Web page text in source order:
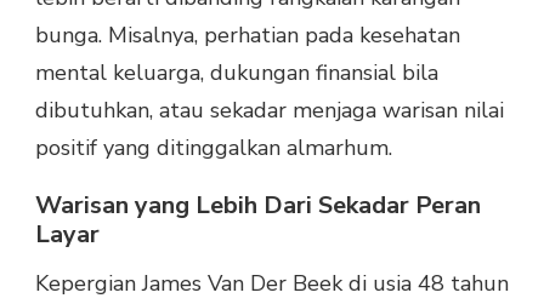
bunga. Misalnya, perhatian pada kesehatan
mental keluarga, dukungan finansial bila
dibutuhkan, atau sekadar menjaga warisan nilai
positif yang ditinggalkan almarhum.
Warisan yang Lebih Dari Sekadar Peran
Layar
Kepergian James Van Der Beek di usia 48 tahun